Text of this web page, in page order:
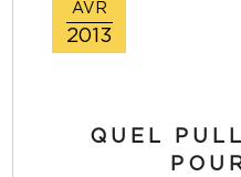
AVR
2013
QUEL